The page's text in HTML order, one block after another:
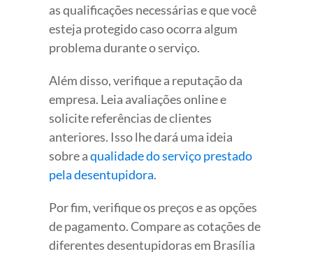
as qualificações necessárias e que você
esteja protegido caso ocorra algum
problema durante o serviço.
Além disso, verifique a reputação da
empresa. Leia avaliações online e
solicite referências de clientes
anteriores. Isso lhe dará uma ideia
sobre aqualidade do serviço prestado
pela desentupidora.
Por fim, verifique os preços e as opções
de pagamento. Compare as cotações de
diferentes desentupidoras em Brasília